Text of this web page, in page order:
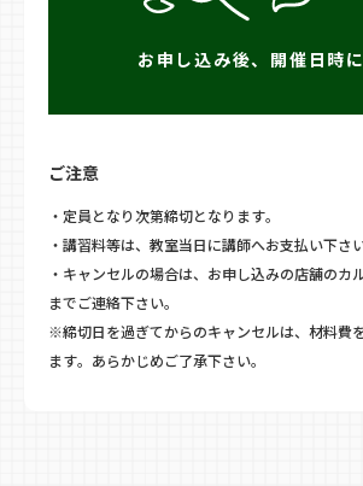
お申し込み後、開催日時
ご注意
・定員となり次第締切となります。
・講習料等は、教室当日に講師へお支払い下さい
・キャンセルの場合は、お申し込みの店舗のカ
までご連絡下さい。
※締切日を過ぎてからのキャンセルは、材料費
ます。あらかじめご了承下さい。